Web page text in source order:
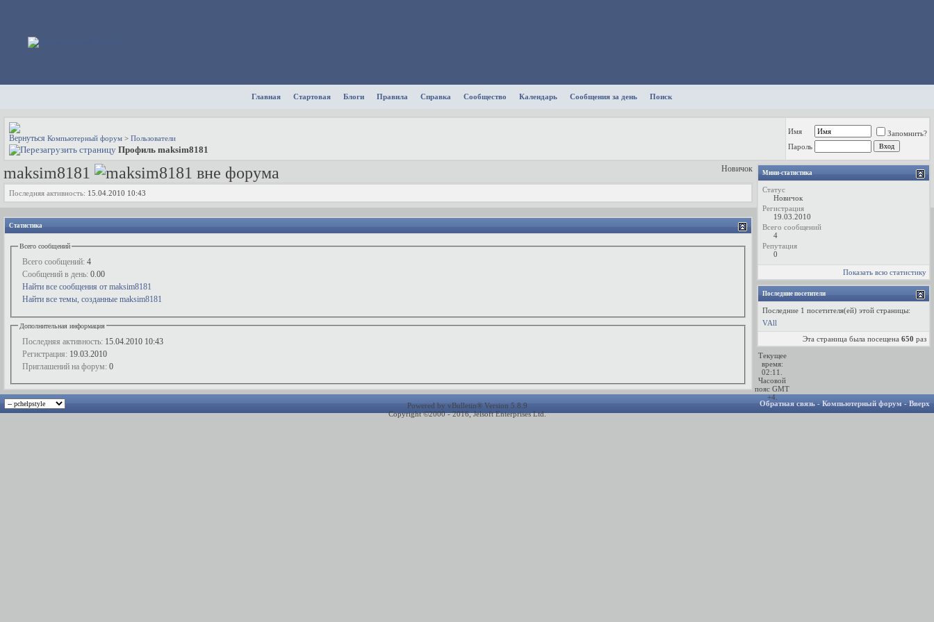
Главная Стартовая Блоги Правила Справка Сообщество Календарь Сообщения за день Поиск
Компьютерный форум > Пользователи
Профиль maksim8181
Имя
Запомнить?
Пароль
Новичок
maksim8181
Последняя активность: 15.04.2010 10:43
Статистика
Всего сообщений
Всего сообщений: 4
Сообщений в день: 0.00
Найти все сообщения от maksim8181
Найти все темы, созданные maksim8181
Дополнительная информация
Последняя активность: 15.04.2010 10:43
Регистрация: 19.03.2010
Приглашений на форум: 0
Мини-статистика
Статус
Новичок
Регистрация
19.03.2010
Всего сообщений
4
Репутация
0
Показать всю статистику
Последние посетители
Последние 1 посетителя(ей) этой страницы:
VAll
Эта страница была посещена 650 раз
Текущее
время:
02:11
Часовой
пояс GMT
+4.
Powered by vBulletin® Version 5.8.9
Copyright ©2000 - 2016, Jelsoft Enterprises Ltd.
Обратная связь - Компьютерный форум - Вверх